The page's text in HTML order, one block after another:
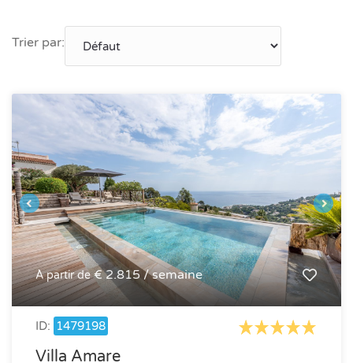
Trier par:
À partir de€ 2.815 / semaine
ID: 1479198
Villa Amare